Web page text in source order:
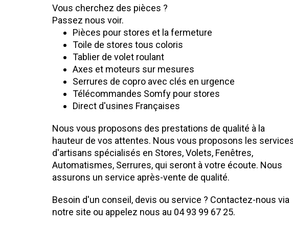
Vous cherchez des pièces ?
Passez nous voir.
Pièces pour stores et la fermeture
Toile de stores tous coloris
Tablier de volet roulant
Axes et moteurs sur mesures
Serrures de copro avec clés en urgence
Télécommandes Somfy pour stores
Direct d'usines Françaises
Nous vous proposons des prestations de qualité à la
hauteur de vos attentes. Nous vous proposons les
d'artisans spécialisés en Stores, Volets, Fenêtres,
Automatismes, Serrures, qui seront à votre écoute. Nous
assurons un service après-vente de qualité.
Besoin d'un conseil, devis ou service ? Contactez-nous via
notre site ou appelez nous au 04 93 99 67 25.